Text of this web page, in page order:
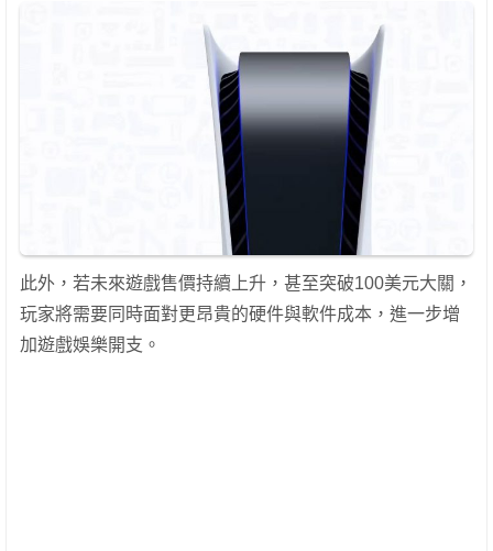
此外，若未來遊戲售價持續上升，甚至突破100美元大關，
玩家將需要同時面對更昂貴的硬件與軟件成本，進一步增
加遊戲娛樂開支。